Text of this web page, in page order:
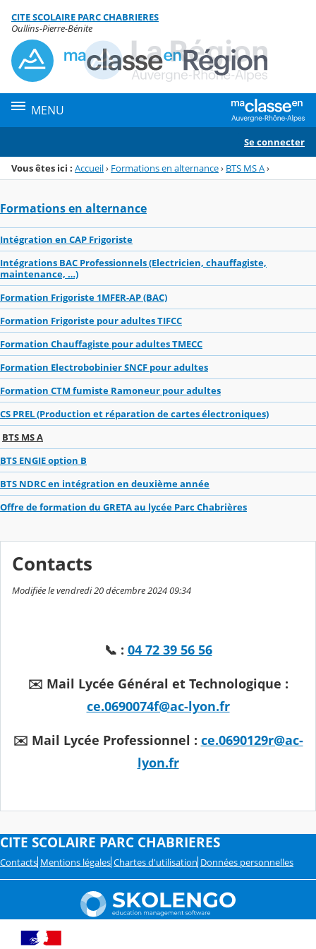
Menu de la rubrique
Contenu
CITE SCOLAIRE PARC CHABRIERES
Oullins-Pierre-Bénite
MENU
Se connecter
Vous êtes ici : Accueil› Formations en alternance› BTS MS A›
Formations en alternance
Intégration en CAP Frigoriste
Intégrations BAC Professionnels (Electricien, chauffagiste,
maintenance, …)
Formation Frigoriste 1MFER-AP (BAC)
Formation Frigoriste pour adultes TIFCC
Formation Chauffagiste pour adultes TMECC
Formation Electrobobinier SNCF pour adultes
Formation CTM fumiste Ramoneur pour adultes
CS PREL (Production et réparation de cartes électroniques)
BTS MS A
BTS ENGIE option B
BTS NDRC en intégration en deuxième année
Offre de formation du GRETA au lycée Parc Chabrières
Contacts
Modifiée le vendredi 20 décembre 2024 09:34
📞 : 04 72 39 56 56
✉️ Mail Lycée Général et Technologique :
ce.0690074f@ac-lyon.fr
✉️ Mail Lycée Professionnel : ce.0690129r@ac-
lyon.fr
CITE SCOLAIRE PARC CHABRIERES
Contacts Mentions légales Chartes d'utilisation Données personnelles